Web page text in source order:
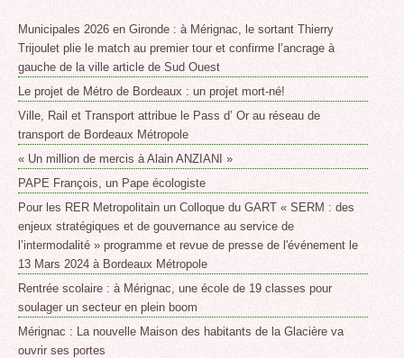
Municipales 2026 en Gironde : à Mérignac, le sortant Thierry
Trijoulet plie le match au premier tour et confirme l’ancrage à
gauche de la ville article de Sud Ouest
Le projet de Métro de Bordeaux : un projet mort-né!
Ville, Rail et Transport attribue le Pass d’ Or au réseau de
transport de Bordeaux Métropole
« Un million de mercis à Alain ANZIANI »
PAPE François, un Pape écologiste
Pour les RER Metropolitain un Colloque du GART « SERM : des
enjeux stratégiques et de gouvernance au service de
l’intermodalité » programme et revue de presse de l'événement le
13 Mars 2024 à Bordeaux Métropole
Rentrée scolaire : à Mérignac, une école de 19 classes pour
soulager un secteur en plein boom
Mérignac : La nouvelle Maison des habitants de la Glacière va
ouvrir ses portes